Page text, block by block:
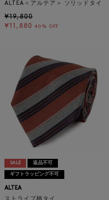
ALTEA＜アルテア＞ ソリッドタイ
¥19,800
¥11,880 40% OFF
SALE 返品不可
ギフトラッピング不可
ALTEA